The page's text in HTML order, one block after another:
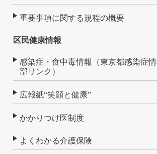
重要事項に関する規程の概要
区民健康情報
感染症・食中毒情報（東京都感染症
部リンク）
広報紙“笑顔と健康”
かかりつけ医制度
よくわかる介護保険